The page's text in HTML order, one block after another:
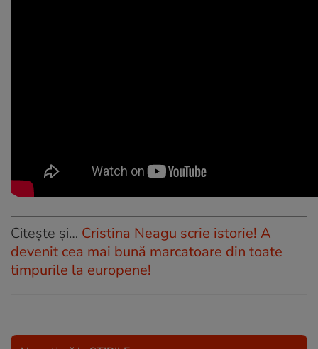
Citește și… Cristina Neagu scrie istorie! A
devenit cea mai bună marcatoare din toate
timpurile la europene!